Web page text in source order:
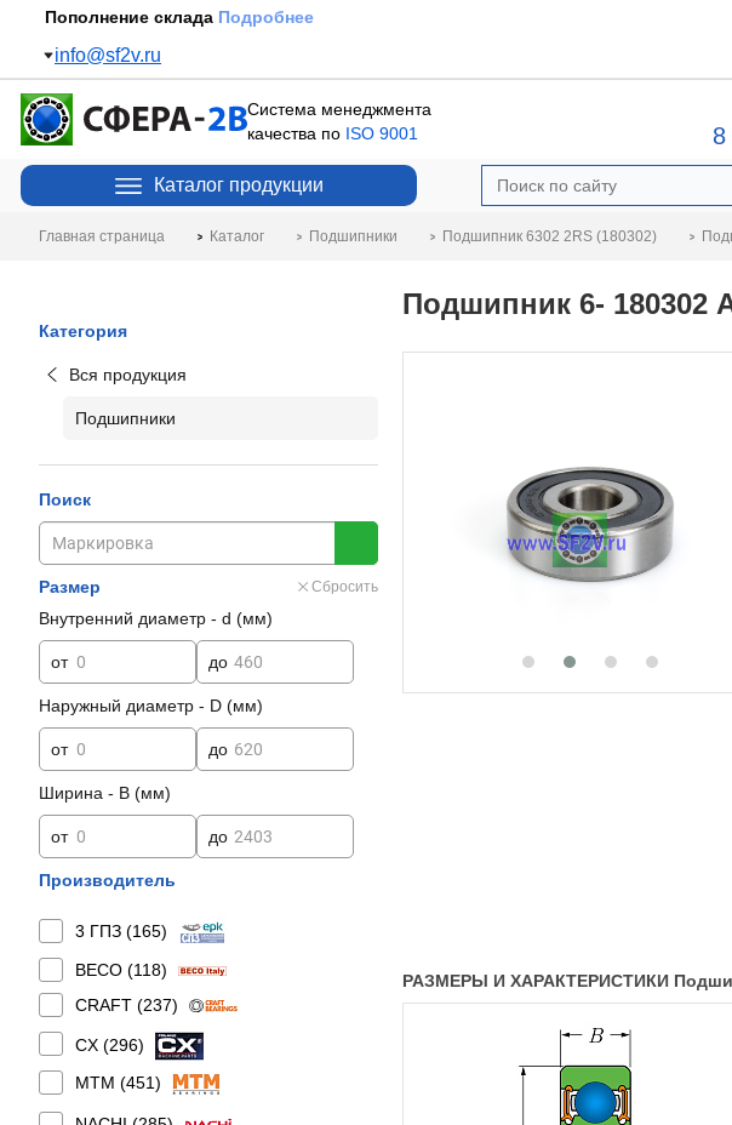
Пополнение склада Подробнее
info@sf2v.ru
Система менеджмента
качества по ISO 9001 8
Каталог продукции
Главная страница Каталог Подшипники Подшипник 6302 2RS (180302)
Категория
Вся продукция
Подшипники
Поиск
Размер Сбросить
Внутренний диаметр - d (мм)
от до
Наружный диаметр - D (мм)
от до
Ширина - B (мм)
от до
Производитель
3 ГПЗ (165)
BECO (118)
CRAFT (237)
CX (296)
MTM (451)
Подшипник 6- 180302
РАЗМЕРЫ И ХАРАКТЕРИСТИКИ